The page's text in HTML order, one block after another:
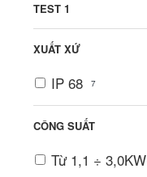
TEST 1
XUẤT XỨ
IP 68 7
CÔNG SUẤT
Từ 1,1 ÷ 3,0KW